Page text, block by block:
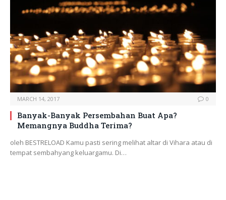
MARCH 14, 2017 0
Banyak-Banyak Persembahan Buat Apa?
Memangnya Buddha Terima?
oleh BESTRELOAD Kamu pasti sering melihat altar di Vihara atau di
tempat sembahyang keluargamu. Di…